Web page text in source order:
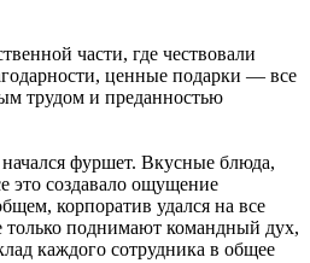
части, где чествовали
ценные подарки — все
трудом и преданностью
фуршет. Вкусные блюда,
это создавало ощущение
корпоратив удался на все
только поднимают командный дух,
каждого сотрудника в общее